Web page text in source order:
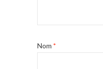
Nom *